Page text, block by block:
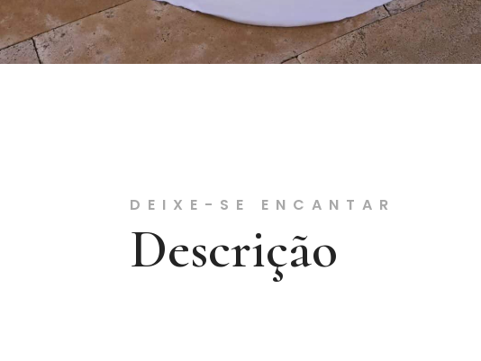
DEIXE-SE ENCANTAR
Descrição